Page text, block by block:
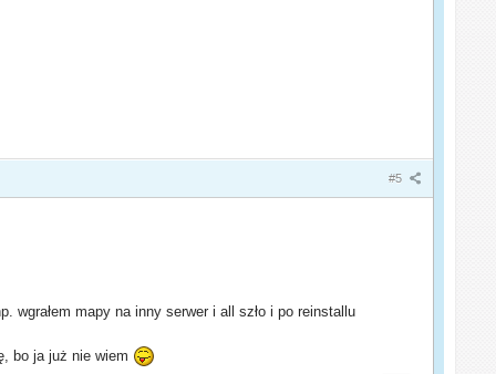
#5
mapy na inny serwer i all szło i po reinstallu
bo ja już nie wiem